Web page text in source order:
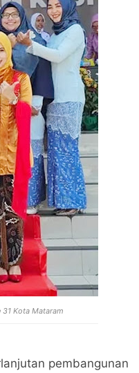
Kota Mataram
pembangunan